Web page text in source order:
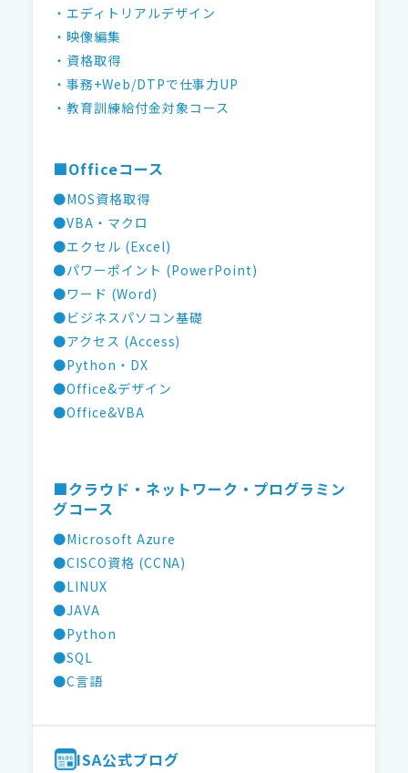
・エディトリアルデザイン
・映像編集
・資格取得
・事務+Web/DTPで仕事力UP
・教育訓練給付金対象コース
■Officeコース
●MOS資格取得
●VBA・マクロ
●エクセル (Excel)
●パワーポイント (PowerPoint)
●ワード (Word)
●ビジネスパソコン基礎
●アクセス (Access)
●Python・DX
●Office&デザイン
●Office&VBA
■クラウド・ネットワーク・プログラミン
グコース
●Microsoft Azure
●CISCO資格 (CCNA)
●LINUX
●JAVA
●Python
●SQL
●C言語
ISA公式ブログ